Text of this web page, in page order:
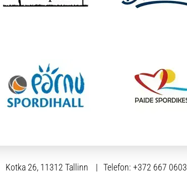
Kotka 26, 11312 Tallinn Telefon: +372 667 0603